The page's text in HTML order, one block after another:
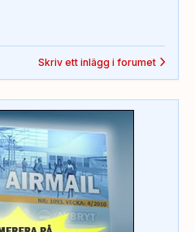
Skriv ett inlägg i forumet